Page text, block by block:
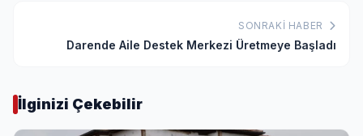
SONRAKI HABER
Darende Aile Destek Merkezi Üretmeye Başladı
İlginizi Çekebilir